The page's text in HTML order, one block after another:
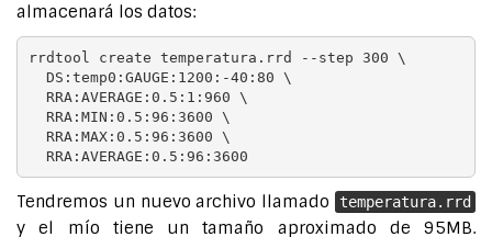
almacenará los datos:
rrdtool create temperatura.rrd --step 300 \
  DS:temp0:GAUGE:1200:-40:80 \
  RRA:AVERAGE:0.5:1:960 \
  RRA:MIN:0.5:96:3600 \
  RRA:MAX:0.5:96:3600 \
  RRA:AVERAGE:0.5:96:3600
Tendremos un nuevo archivo llamado temperatura.rrd
y el mío tiene un tamaño aproximado de 95MB.